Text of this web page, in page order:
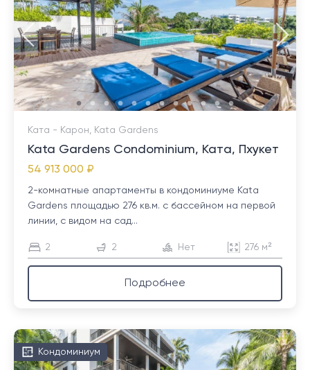
Ката - Карон, Kata Gardens
Kata Gardens Condominium, Ката, Пхукет
54 913 000 ₽
2-комнатные апартаменты в кондоминиуме Kata
Gardens площадью 276 кв.м. с бассейном на первой
линии, с видом на сад...
2 2 Нет 276 м²
Подробнее
Кондоминиум